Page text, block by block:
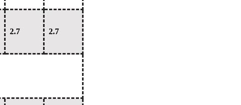
2.7 2.7